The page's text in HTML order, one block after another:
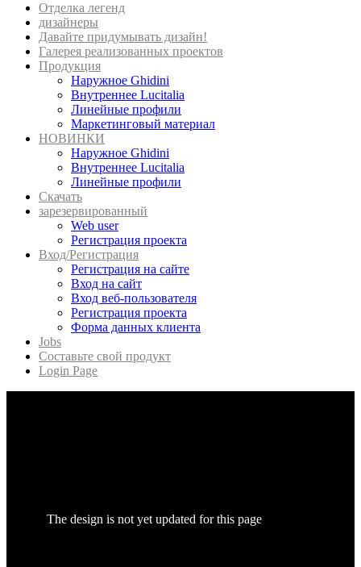
Отделка легенд
дизайнеры
Давайте придумывать дизайн!
Галерея реализованных проектов
Продукция
Наружное Ghidini
Внутреннее Lucitalia
Линейные профили
Маркетинговый материал
НОВИНКИ
Наружное Ghidini
Внутреннее Lucitalia
Линейные профили
Скачать
зарезервированный
Web user
Регистрация проекта
Вход/Регистрация
Регистрация на сайте
Вход на сайт
Вход веб-пользователя
Регистрация проекта
Форма данных клиента
Jobs
Составьте свой продукт
Login Page
The design is not yet updated for this page